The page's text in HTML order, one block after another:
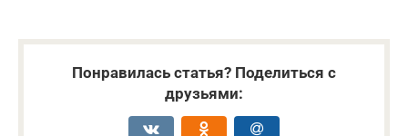
Понравилась статья? Поделиться с
друзьями: